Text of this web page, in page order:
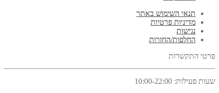
תנאי השימוש באתר
מדיניות פרטיות
נגישות
החלפות/החזרות
פרטי התקשרות
שעות פעילות: 10:00-22:00